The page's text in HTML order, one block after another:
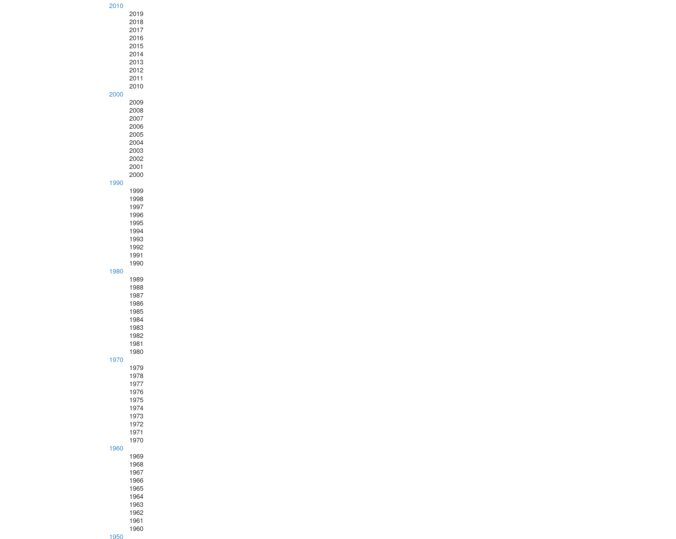
2010
2019
2018
2017
2016
2015
2014
2013
2012
2011
2010
2000
2009
2008
2007
2006
2005
2004
2003
2002
2001
2000
1990
1999
1998
1997
1996
1995
1994
1993
1992
1991
1990
1980
1989
1988
1987
1986
1985
1984
1983
1982
1981
1980
1970
1979
1978
1977
1976
1975
1974
1973
1972
1971
1970
1960
1969
1968
1967
1966
1965
1964
1963
1962
1961
1960
1950